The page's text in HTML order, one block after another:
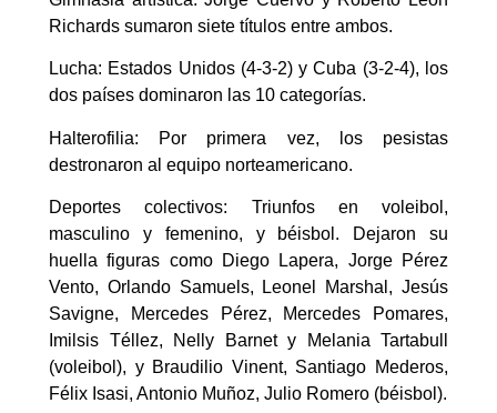
Richards sumaron siete títulos entre ambos.
Lucha: Estados Unidos (4-3-2) y Cuba (3-2-4), los
dos países dominaron las 10 categorías.
Halterofilia: Por primera vez, los pesistas
destronaron al equipo norteamericano.
Deportes colectivos: Triunfos en voleibol,
masculino y femenino, y béisbol. Dejaron su
huella figuras como Diego Lapera, Jorge Pérez
Vento, Orlando Samuels, Leonel Marshal, Jesús
Savigne, Mercedes Pérez, Mercedes Pomares,
Imilsis Téllez, Nelly Barnet y Melania Tartabull
(voleibol), y Braudilio Vinent, Santiago Mederos,
Félix Isasi, Antonio Muñoz, Julio Romero (béisbol).